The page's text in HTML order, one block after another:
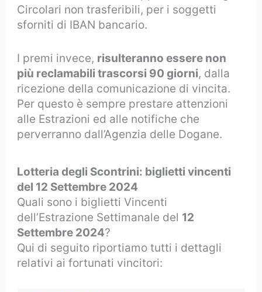
Circolari non trasferibili, per i soggetti
sforniti di IBAN bancario.
I premi invece, risulteranno essere non
più reclamabili trascorsi 90 giorni, dalla
ricezione della comunicazione di vincita.
Per questo è sempre prestare attenzioni
alle Estrazioni ed alle notifiche che
perverranno dall’Agenzia delle Dogane.
Lotteria degli Scontrini: biglietti vincenti
del 12 Settembre 2024
Quali sono i biglietti Vincenti
dell’Estrazione Settimanale del 12
Settembre 2024?
Qui di seguito riportiamo tutti i dettagli
relativi ai fortunati vincitori: